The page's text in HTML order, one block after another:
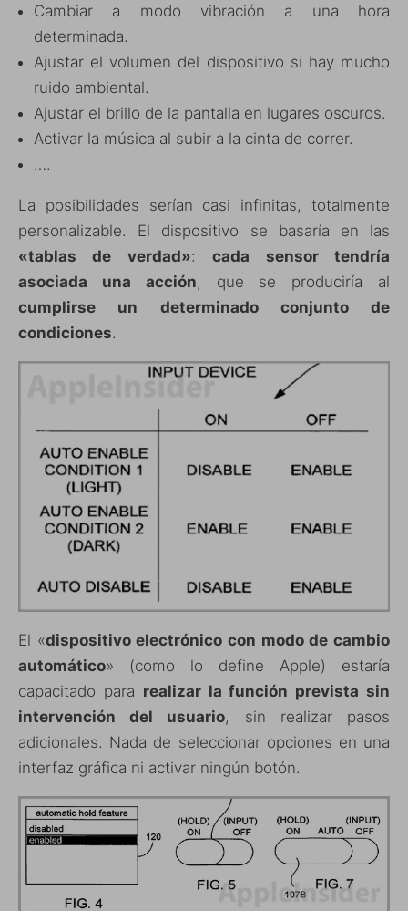
Cambiar a modo vibración a una hora
determinada.
Ajustar el volumen del dispositivo si hay mucho
ruido ambiental.
Ajustar el brillo de la pantalla en lugares oscuros.
Activar la música al subir a la cinta de correr.
….
La posibilidades serían casi infinitas, totalmente
personalizable. El dispositivo se basaría en las
«tablas de verdad»:cada sensor tendría
asociada una acción, que se produciría al
cumplirse un determinado conjunto de
condiciones.
El «dispositivo electrónico con modo de cambio
automático» (como lo define Apple) estaría
capacitado para realizar la función prevista sin
intervención del usuario, sin realizar pasos
adicionales. Nada de seleccionar opciones en una
interfaz gráfica ni activar ningún botón.